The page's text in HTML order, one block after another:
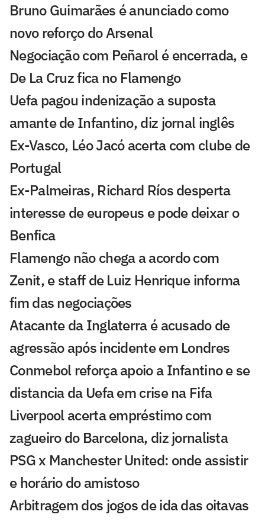
Bruno Guimarães é anunciado como
novo reforço do Arsenal
Negociação com Peñarol é encerrada, e
De La Cruz fica no Flamengo
Uefa pagou indenização a suposta
amante de Infantino, diz jornal inglês
Ex-Vasco, Léo Jacó acerta com clube de
Portugal
Ex-Palmeiras, Richard Ríos desperta
interesse de europeus e pode deixar o
Benfica
Flamengo não chega a acordo com
Zenit, e staff de Luiz Henrique informa
fim das negociações
Atacante da Inglaterra é acusado de
agressão após incidente em Londres
Conmebol reforça apoio a Infantino e se
distancia da Uefa em crise na Fifa
Liverpool acerta empréstimo com
zagueiro do Barcelona, diz jornalista
PSG x Manchester United: onde assistir
e horário do amistoso
Arbitragem dos jogos de ida das oitavas